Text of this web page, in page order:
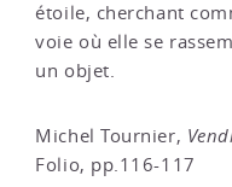
étoile, cherchant
voie où elle se
un objet.
Michel Tournier,
Folio, pp.116-117